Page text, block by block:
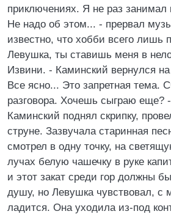
приключениях. Я не раз занимал
Не надо об этом... - прервал
известно, что хобби всего лишь
Левушка, ты ставишь меня в
Извини. - Каминский вернулся
Все ясно... Это запретная тема.
разговора. Хочешь сыграю еще?
Каминский поднял скрипку,
струне. Зазвучала старинная
смотрел в одну точку, на
лучах белую чашечку в руке
и этот закат среди гор должны
душу, но Левушка чувствовал, с
ладится. Она уходила из-под